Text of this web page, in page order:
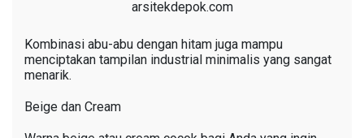
arsitekdepok.com
Kombinasi abu-abu dengan hitam juga mampu
menciptakan tampilan industrial minimalis yang sangat
menarik.
Beige dan Cream